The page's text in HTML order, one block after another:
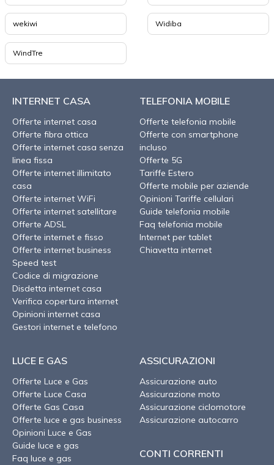
wekiwi Widiba
WindTre
INTERNET CASA
Offerte internet casa
Offerte fibra ottica
Offerte internet casa senza
linea fissa
Offerte internet illimitato
casa
Offerte internet WiFi
Offerte internet satellitare
Offerte ADSL
Offerte internet e fisso
Offerte internet business
Speed test
Codice di migrazione
Disdetta internet casa
Verifica copertura internet
Opinioni internet casa
Gestori internet e telefono
TELEFONIA MOBILE
Offerte telefonia mobile
Offerte con smartphone
incluso
Offerte 5G
Tariffe Estero
Offerte mobile per aziende
Opinioni Tariffe cellulari
Guide telefonia mobile
Faq telefonia mobile
Internet per tablet
Chiavetta internet
LUCE E GAS
Offerte Luce e Gas
Offerte Luce Casa
Offerte Gas Casa
Offerte luce e gas business
Opinioni Luce e Gas
Guide luce e gas
Faq luce e gas
ASSICURAZIONI
Assicurazione auto
Assicurazione moto
Assicurazione ciclomotore
Assicurazione autocarro
CONTI CORRENTI